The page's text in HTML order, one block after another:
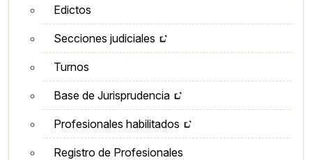
Edictos
Secciones judiciales
Turnos
Base de Jurisprudencia
Profesionales habilitados
Registro de Profesionales